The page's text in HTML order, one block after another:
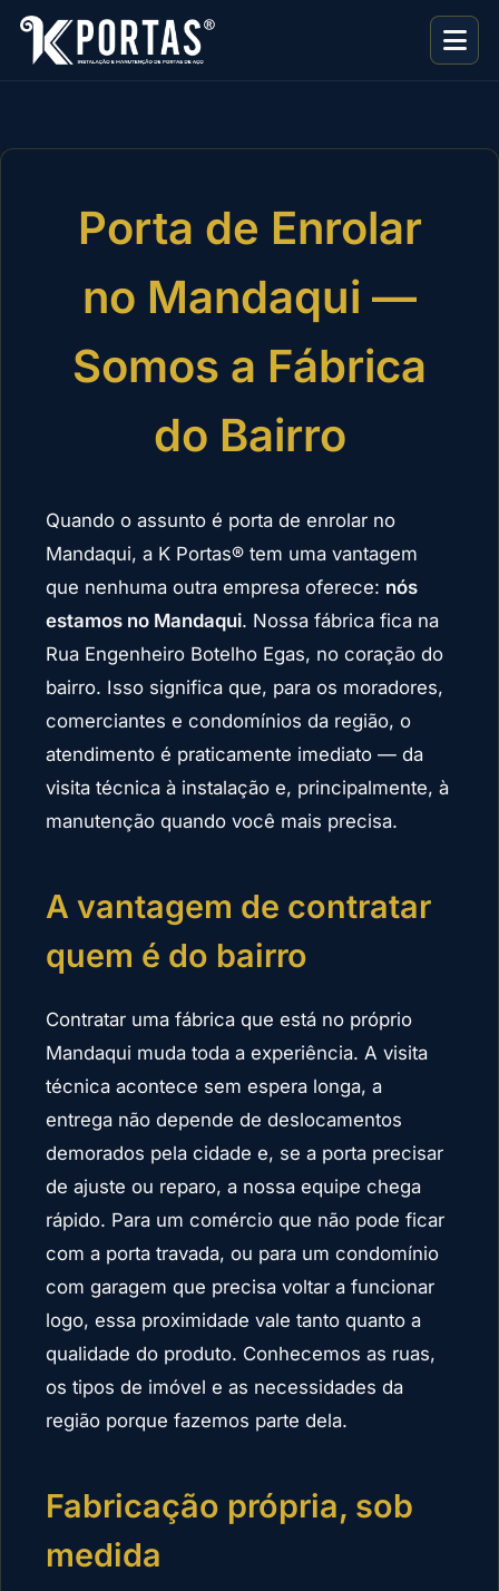
Porta de Enrolar
no Mandaqui —
Somos a Fábrica
do Bairro
Quando o assunto é porta de enrolar no
Mandaqui, a K Portas® tem uma vantagem
que nenhuma outra empresa oferece: nós
estamos no Mandaqui. Nossa fábrica fica na
Rua Engenheiro Botelho Egas, no coração do
bairro. Isso significa que, para os moradores,
comerciantes e condomínios da região, o
atendimento é praticamente imediato — da
visita técnica à instalação e, principalmente, à
manutenção quando você mais precisa.
A vantagem de contratar
quem é do bairro
Contratar uma fábrica que está no próprio
Mandaqui muda toda a experiência. A visita
técnica acontece sem espera longa, a
entrega não depende de deslocamentos
demorados pela cidade e, se a porta precisar
de ajuste ou reparo, a nossa equipe chega
rápido. Para um comércio que não pode ficar
com a porta travada, ou para um condomínio
com garagem que precisa voltar a funcionar
logo, essa proximidade vale tanto quanto a
qualidade do produto. Conhecemos as ruas,
os tipos de imóvel e as necessidades da
região porque fazemos parte dela.
Fabricação própria, sob
medida